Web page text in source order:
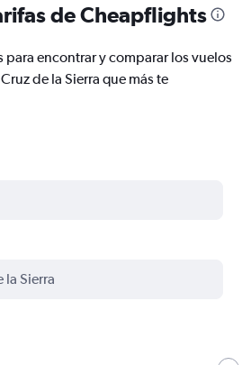
de Cheapflights
para encontrar y comparar los vuelos
de la Sierra que más te